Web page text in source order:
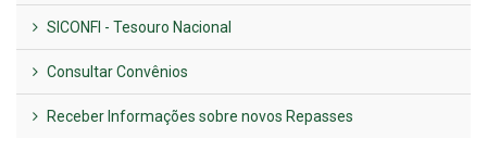
SICONFI - Tesouro Nacional
Consultar Convênios
Receber Informações sobre novos Repasses